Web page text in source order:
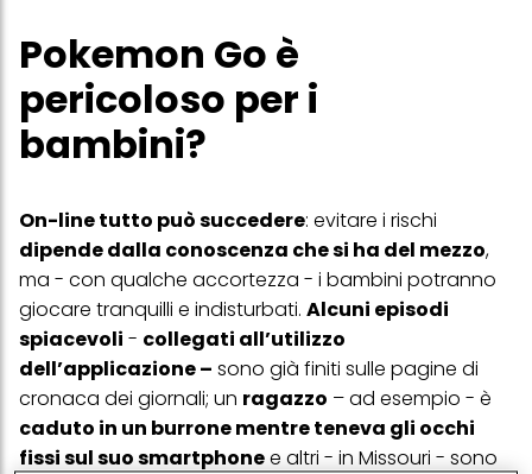
Pokemon Go è
pericoloso per i
bambini?
On-line tutto può succedere: evitare i rischi
dipende dalla conoscenza che si ha del mezzo,
ma - con qualche accortezza - i bambini potranno
giocare tranquilli e indisturbati. Alcuni episodi
spiacevoli - collegati all’utilizzo
dell’applicazione – sono già finiti sulle pagine di
cronaca dei giornali; un ragazzo – ad esempio - è
caduto in un burrone mentre teneva gli occhi
fissi sul suo smartphonee altri - in Missouri - sono